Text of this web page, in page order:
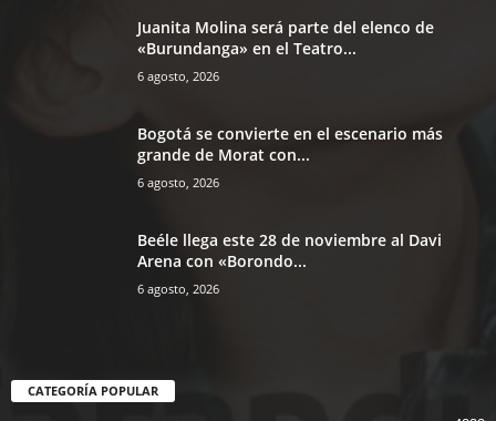
Juanita Molina será parte del elenco de
«Burundanga» en el Teatro...
6 agosto, 2026
Bogotá se convierte en el escenario más
grande de Morat con...
6 agosto, 2026
Beéle llega este 28 de noviembre al Davi
Arena con «Borondo...
6 agosto, 2026
CATEGORÍA POPULAR